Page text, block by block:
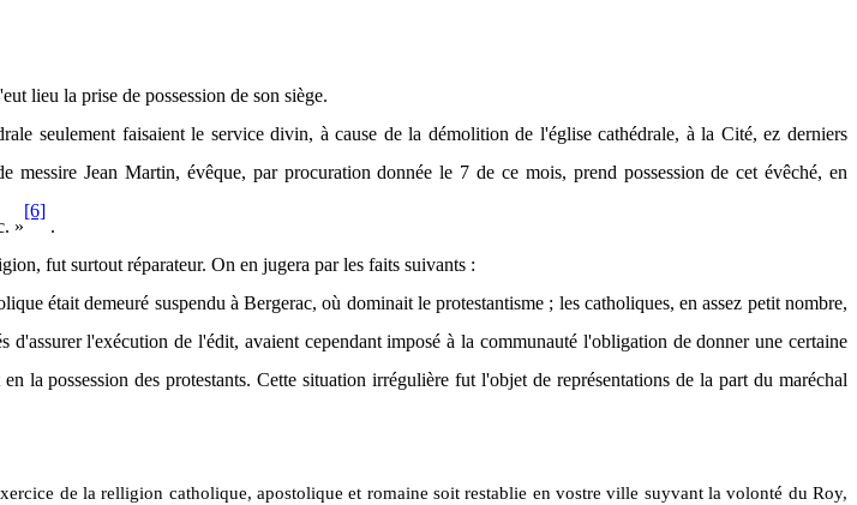
lieu la prise de possession de son siège.
seulement faisaient le service divin, à cause de la démolition de l'église cathédrale, à la Cité, ez derniers
Jean Martin, évêque, par procuration donnée le 7 de ce mois, prend possession de cet évêché, en
»
[6]
.
fut surtout réparateur. On en jugera par les faits suivants :
était demeuré suspendu à Bergerac, où dominait le protestantisme ; les catholiques, en assez petit nombre,
l'exécution de l'édit, avaient cependant imposé à la communauté l'obligation de donner une certaine
la possession des protestants. Cette situation irrégulière fut l'objet de représentations de la part du maréchal
de la relligion catholique, apostolique et romaine soit restablie en vostre ville suyvant la volonté du Roy,